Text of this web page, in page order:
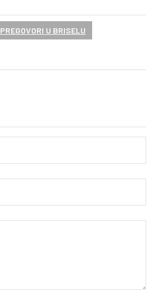
PREGOVORI U BRISELU